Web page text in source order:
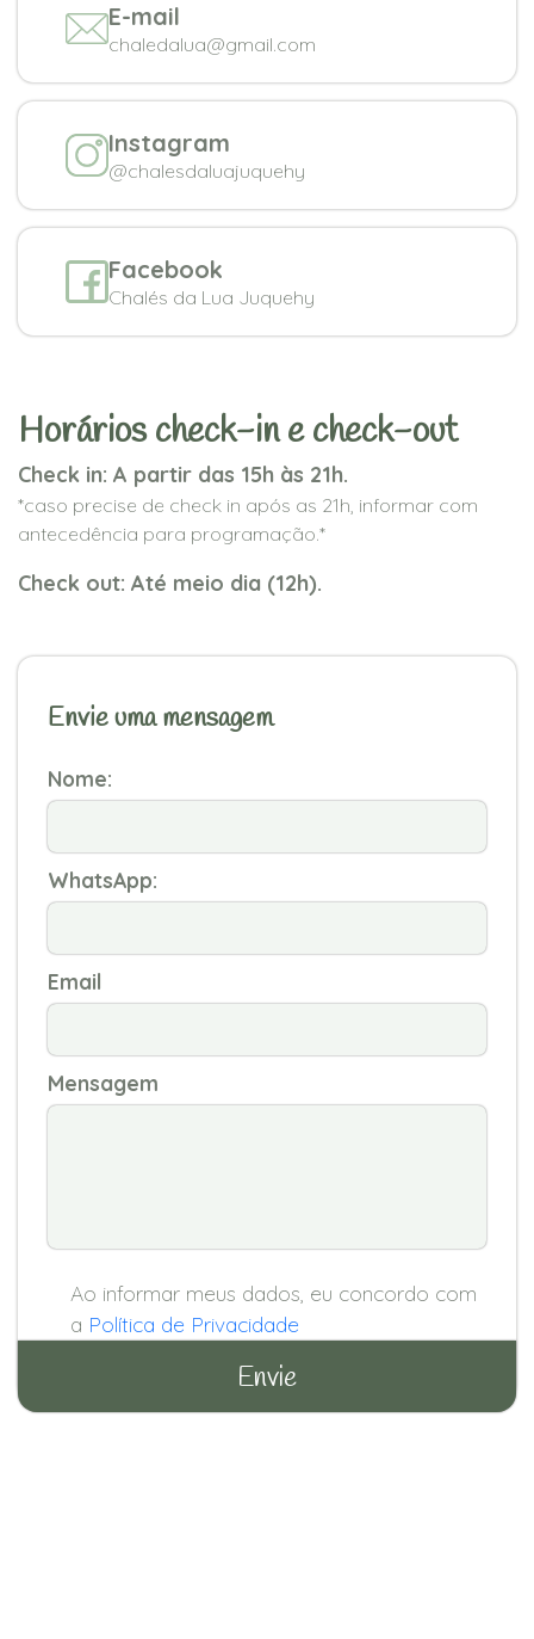
E-mail
chaledalua@gmail.com
Instagram
@chalesdaluajuquehy
Facebook
Chalés da Lua Juquehy
Horários check-in e check-out
Check in: A partir das 15h às 21h.
*caso precise de check in após as 21h, informar com
antecedência para programação.*
Check out: Até meio dia (12h).
Envie uma mensagem
Nome:
WhatsApp:
Email
Mensagem
Ao informar meus dados, eu concordo com
a Política de Privacidade